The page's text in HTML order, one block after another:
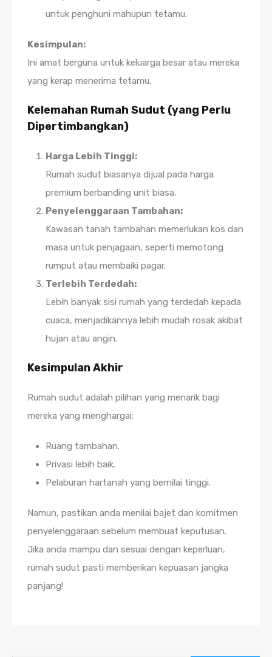
untuk penghuni mahupun tetamu.
Kesimpulan:
Ini amat berguna untuk keluarga besar atau mereka
yang kerap menerima tetamu.
Kelemahan Rumah Sudut (yang Perlu
Dipertimbangkan)
Harga Lebih Tinggi:
Rumah sudut biasanya dijual pada harga
premium berbanding unit biasa.
Penyelenggaraan Tambahan:
Kawasan tanah tambahan memerlukan kos dan
masa untuk penjagaan, seperti memotong
rumput atau membaiki pagar.
Terlebih Terdedah:
Lebih banyak sisi rumah yang terdedah kepada
cuaca, menjadikannya lebih mudah rosak akibat
hujan atau angin.
Kesimpulan Akhir
Rumah sudut adalah pilihan yang menarik bagi
mereka yang menghargai:
Ruang tambahan.
Privasi lebih baik.
Pelaburan hartanah yang bernilai tinggi.
Namun, pastikan anda menilai bajet dan komitmen
penyelenggaraan sebelum membuat keputusan.
Jika anda mampu dan sesuai dengan keperluan,
rumah sudut pasti memberikan kepuasan jangka
panjang!